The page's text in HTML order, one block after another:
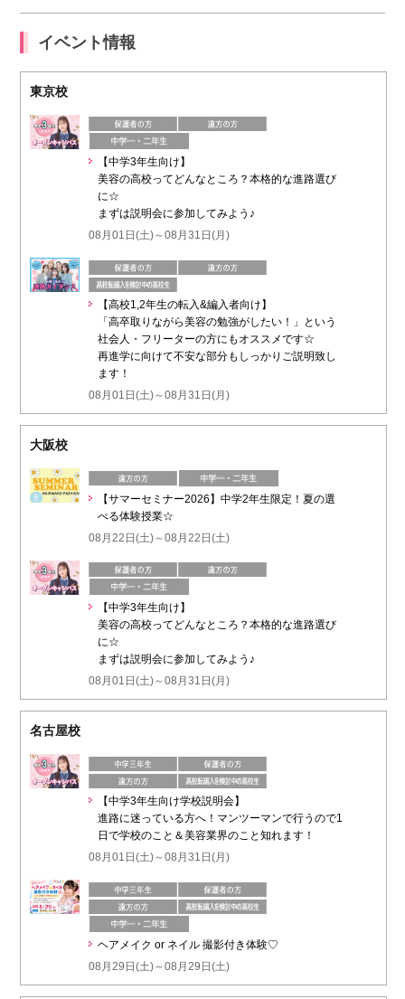
イベント情報
東京校
【中学3年生向け】
美容の高校ってどんなところ？本格的な進路選び
に☆
まずは説明会に参加してみよう♪
08月01日(土)～08月31日(月)
【高校1,2年生の転入&編入者向け】
「高卒取りながら美容の勉強がしたい！」という
社会人・フリーターの方にもオススメです☆
再進学に向けて不安な部分もしっかりご説明致し
ます！
08月01日(土)～08月31日(月)
大阪校
【サマーセミナー2026】中学2年生限定！夏の選
べる体験授業☆
08月22日(土)～08月22日(土)
【中学3年生向け】
美容の高校ってどんなところ？本格的な進路選び
に☆
まずは説明会に参加してみよう♪
08月01日(土)～08月31日(月)
名古屋校
【中学3年生向け学校説明会】
進路に迷っている方へ！マンツーマンで行うので1
日で学校のこと＆美容業界のこと知れます！
08月01日(土)～08月31日(月)
ヘアメイク or ネイル 撮影付き体験♡
08月29日(土)～08月29日(土)